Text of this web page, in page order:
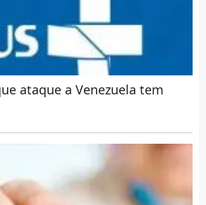
ataque a Venezuela tem